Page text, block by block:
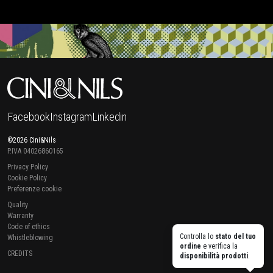
Controlla lo stato del tuo
ordine e verifica la
disponibilità prodotti.
FacebookInstagramLinkedin
©2026 Cini&Nils
P.IVA 04026860165
Privacy Policy
Cookie Policy
Preferenze cookie
Quality
Warranty
Code of ethics
Whistleblowing
CREDITS